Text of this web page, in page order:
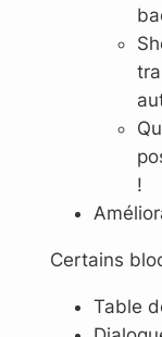
!
Certains
Table